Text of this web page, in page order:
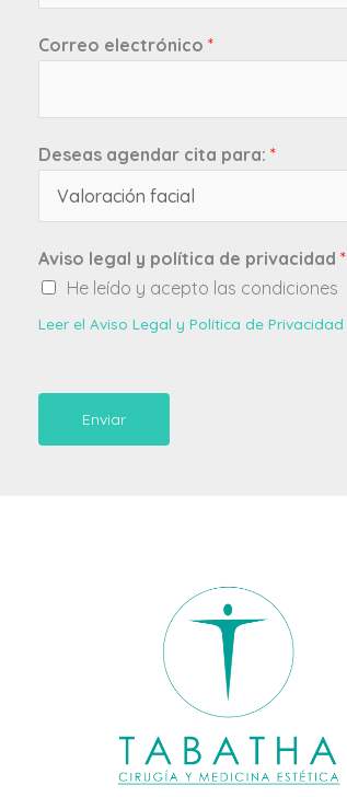
Correo electrónico *
Deseas agendar cita para: *
Aviso legal y política de privacidad *
He leído y acepto las condiciones
Leer el Aviso Legal y Política de Privacidad
Enviar